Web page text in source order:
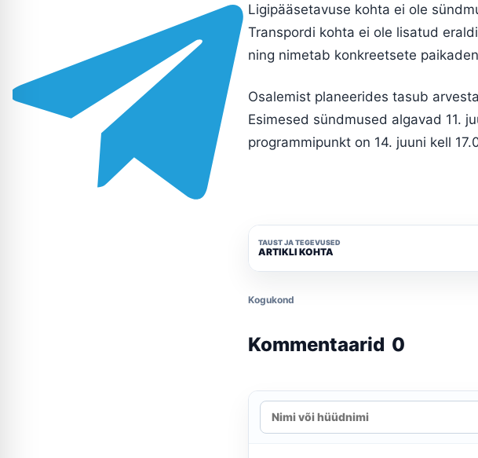
Ligipääsetavuse kohta ei ole
Transpordi kohta ei ole lisatud
ning nimetab konkreetsete
Osalemist planeerides tasub
Esimesed sündmused algavad 11.
programmipunkt on 14. juuni kell
TAUST JA TEGEVUSED
ARTIKLI KOHTA
Kogukond
Kommentaarid 0